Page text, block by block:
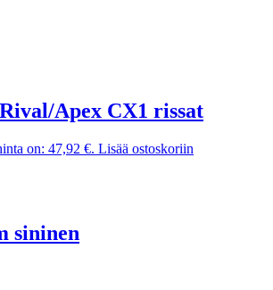
Apex CX1 rissat
on: 47,92 €. Lisää ostoskoriin
sininen